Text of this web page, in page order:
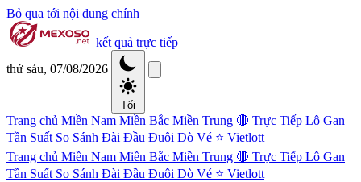
Bỏ qua tới nội dung chính
kết quả trực tiếp
thứ sáu, 07/08/2026
Tối
Trang chủ Miền Nam Miền Bắc Miền Trung 🔴 Trực Tiếp Lô Gan
Tần Suất So Sánh Đài Đầu Đuôi Dò Vé ⭐ Vietlott
Trang chủ Miền Nam Miền Bắc Miền Trung 🔴 Trực Tiếp Lô Gan
Tần Suất So Sánh Đài Đầu Đuôi Dò Vé ⭐ Vietlott